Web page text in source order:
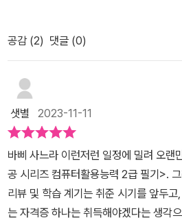
당 !우선, 최신 출제 기준 변경으로 리뉴
기출문제를업데이트 해줘서 꾸준히 공부
특히 교재 하나만 구매해도 기출문제랑
료가 많아서 오히려 교재값으로 여러 이
으니 시간 분배를하기도 편해서 진짜 합
는 거 같아요 왜 이 분야 1위인 지 알 거
만약, 컴활 필기 교재 찾고 계신다면 추
좋고 부록에 최신 기출 문제도 있어서 이
수 있기 때문에 너무 좋더라구요 !! 강추
공감 (2) 댓글 (0)
샛별 2023-11-11
바삐 사느라 이런저런 일정에 밀려 오랜
공 시리즈 컴퓨터활용능력 2급 필기>.
리뷰 및 학습 계기는 취준 시기를 앞두
는 자격증 하나는 취득해야겠다는 생각